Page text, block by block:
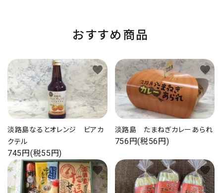
おすすめ商品
淡路島なるとオレンジ ビアカ
クテル
745円(税55円)
favorite
淡路島 たまねぎカレーあられ
756円(税56円)
favorite
favorite favorite